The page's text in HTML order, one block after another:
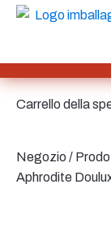
Negozio /
Aphrodite
Carrello della